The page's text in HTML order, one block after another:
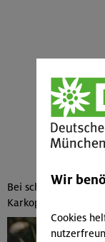
Bei schönstem
Karkopfs 2469 m.
Wir
Cookies